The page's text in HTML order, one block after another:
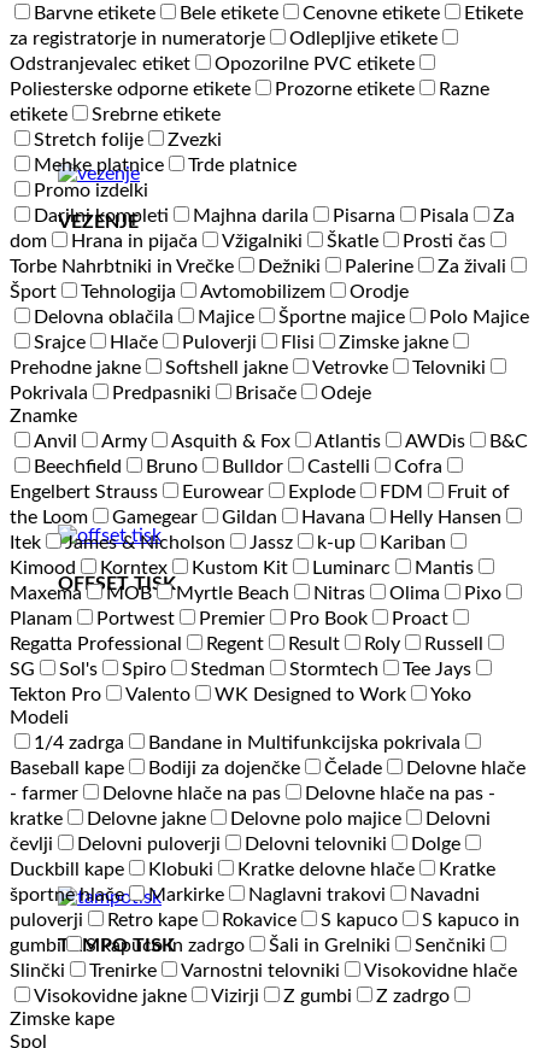
VEZENJE
OFFSET TISK
TAMPO TISK
Barvne etikete
Bele etikete Cenovne etikete
Etikete
za registratorje in numeratorje
Odlepljive etikete
Odstranjevalec etiket
Opozorilne PVC etikete
Poliesterske odporne etikete
Prozorne etikete
Razne
etikete
Srebrne etikete
Stretch folije
Zvezki
Mehke platnice
Trde platnice
Promo izdelki
Darilni kompleti
Majhna darila Pisarna Pisala
Za
dom
Hrana in pijača Vžigalniki Škatle
Prosti čas
Torbe Nahrbtniki in Vrečke
Dežniki Palerine
Za živali
Šport
Tehnologija Avtomobilizem
Orodje
Delovna oblačila
Majice Športne majice
Polo Majice
Srajce
Hlače Puloverji Flisi
Zimske jakne
Prehodne jakne
Softshell jakne Vetrovke
Telovniki
Pokrivala
Predpasniki Brisače
Odeje
Znamke
Anvil
Army Asquith & Fox Atlantis AWDis
B&C
Beechfield
Bruno Bulldor Castelli
Cofra
Engelbert Strauss
Eurowear Explode FDM
Fruit of
the Loom
Gamegear Gildan Havana
Helly Hansen
Itek
James & Nicholson Jassz k-up
Kariban
Kimood
Korntex Kustom Kit Luminarc
Mantis
Maxema
MOB Myrtle Beach Nitras Olima
Pixo
Planam
Portwest Premier Pro Book
Proact
Regatta Professional
Regent Result Roly
Russell
SG
Sol's Spiro Stedman Stormtech
Tee Jays
Tekton Pro
Valento WK Designed to Work
Yoko
Modeli
1/4 zadrga
Bandane in Multifunkcijska pokrivala
Baseball kape
Bodiji za dojenčke Čelade
Delovne hlače
- farmer
Delovne hlače na pas
Delovne hlače na pas -
kratke
Delovne jakne Delovne polo majice
Delovni
čevlji
Delovni puloverji Delovni telovniki
Dolge
Duckbill kape
Klobuki Kratke delovne hlače
Kratke
športne hlače
Markirke Naglavni trakovi
Navadni
puloverji
Retro kape Rokavice S kapuco
S kapuco in
gumbi
S kapuco in zadrgo Šali in Grelniki
Senčniki
Slinčki
Trenirke Varnostni telovniki
Visokovidne hlače
Visokovidne jakne
Vizirji Z gumbi
Z zadrgo
Zimske kape
Spol